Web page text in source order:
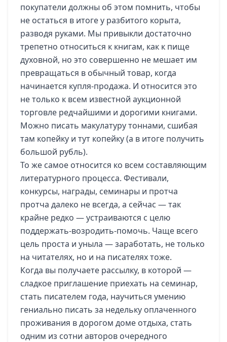
покупатели должны об этом помнить, чтобы
не остаться в итоге у разбитого корыта,
разводя руками. Мы привыкли достаточно
трепетно относиться к книгам, как к пище
духовной, но это совершенно не мешает им
превращаться в обычный товар, когда
начинается купля-продажа. И относится это
не только к всем известной аукционной
торговле редчайшими и дорогими книгами.
Можно писать макулатуру тоннами, сшибая
там копейку и тут копейку (а в итоге получить
большой рубль).
То же самое относится ко всем составляющим
литературного процесса. Фестивали,
конкурсы, награды, семинары и протча
протча далеко не всегда, а сейчас — так
крайне редко — устраиваются с целю
поддержать-возродить-помочь. Чаще всего
цель проста и уныла — заработать, не только
на читателях, но и на писателях тоже.
Когда вы получаете рассылку, в которой —
сладкое приглашение приехать на семинар,
стать писателем года, научиться умению
гениально писать за недельку оплаченного
проживания в дорогом доме отдыха, стать
одним из сотни авторов очередного